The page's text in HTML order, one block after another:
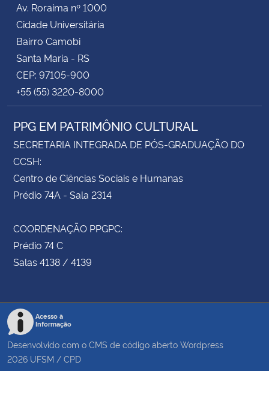
Av. Roraima nº 1000
Cidade Universitária
Bairro Camobi
Santa Maria - RS
CEP: 97105-900
+55 (55) 3220-8000
PPG EM PATRIMÔNIO CULTURAL
SECRETARIA INTEGRADA DE PÓS-GRADUAÇÃO DO
CCSH:
Centro de Ciências Sociais e Humanas
Prédio 74A - Sala 2314
COORDENAÇÃO PPGPC:
Prédio 74 C
Salas 4138 / 4139
Acesso à
Informação
Desenvolvido com o CMS de código aberto Wordpress
2026 UFSM / CPD